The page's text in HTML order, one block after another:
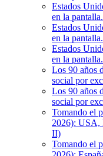
Estados
en la
Estados
en la
Estados
en la
Los 90 años
social por
Los 90 años
social por
Tomando el
2026): USA,
II)
Tomando el